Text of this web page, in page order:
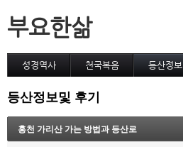
부요한삶
성경역사 천국복음 등산정보
등산정보및 후기
홍천 가리산 가는 방법과 등산로